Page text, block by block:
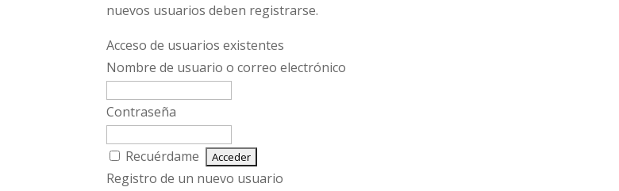
nuevos usuarios deben registrarse.
Acceso de usuarios existentes
Nombre de usuario o correo electrónico
Contraseña
Recuérdame
Registro de un nuevo usuario